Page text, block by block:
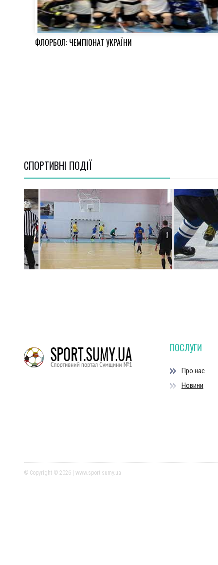
ФЛОРБОЛ: ЧЕМПІОНАТ УКРАЇНИ
СПОРТИВНI ПОДІЇ
ПОСЛУГИ
Про нас
Новини
© Copyright © 2026 | www.sport.sumy.ua